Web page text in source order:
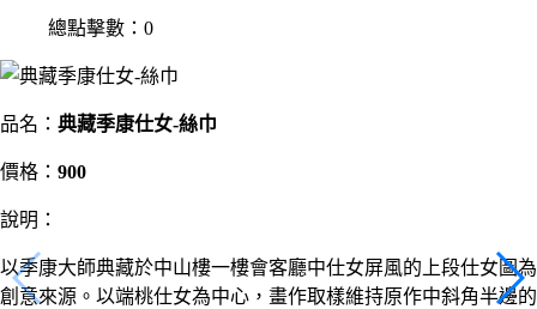
總點擊數：0
品名： 典藏季康仕女-絲巾
價格： 900
說明：
以季康大師典藏於中山樓一樓會客廳中仕女屏風的上段仕女圖為
創意來源。以端桃仕女為中心，畫作取樣維持原作中斜角半邊的